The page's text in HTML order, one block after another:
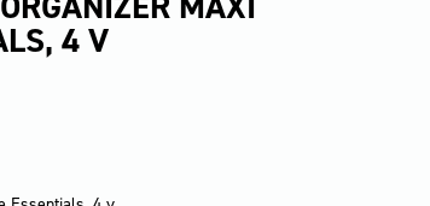
4 V